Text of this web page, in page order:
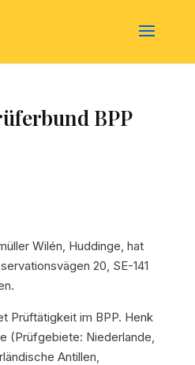
BPP
Wilén, Huddinge, hat
20, SE-141
Prüftätigkeit im BPP. Henk
(Prüfgebiete: Niederlande,
Antillen,